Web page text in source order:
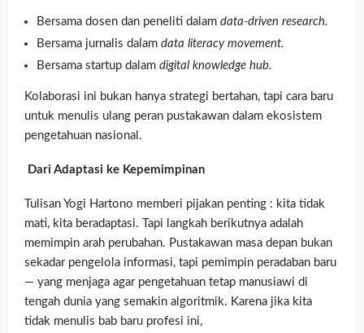
Bersama dosen dan peneliti dalam data-driven research.
Bersama jurnalis dalam data literacy movement.
Bersama startup dalam digital knowledge hub.
Kolaborasi ini bukan hanya strategi bertahan, tapi cara baru
untuk menulis ulang peran pustakawan dalam ekosistem
pengetahuan nasional.
Dari Adaptasi ke Kepemimpinan
Tulisan Yogi Hartono memberi pijakan penting : kita tidak
mati, kita beradaptasi. Tapi langkah berikutnya adalah
memimpin arah perubahan. Pustakawan masa depan bukan
sekadar pengelola informasi, tapi pemimpin peradaban baru
— yang menjaga agar pengetahuan tetap manusiawi di
tengah dunia yang semakin algoritmik. Karena jika kita
tidak menulis bab baru profesi ini,